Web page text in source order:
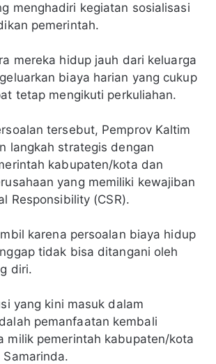
menghadiri kegiatan sosialisasi
pemerintah.
mereka hidup jauh dari keluarga
biaya harian yang cukup
tetap mengikuti perkuliahan.
tersebut, Pemprov Kaltim
langkah strategis dengan
kabupaten/kota dan
yang memiliki kewajiban
Responsibility (CSR).
karena persoalan biaya hidup
tidak bisa ditangani oleh
diri.
yang kini masuk dalam
pemanfaatan kembali
milik pemerintah kabupaten/kota